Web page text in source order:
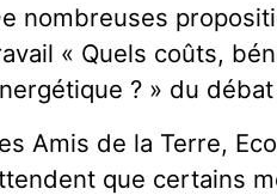
nombreuses
« Quels coûts,
? » du
Amis de la Terre,
que certains